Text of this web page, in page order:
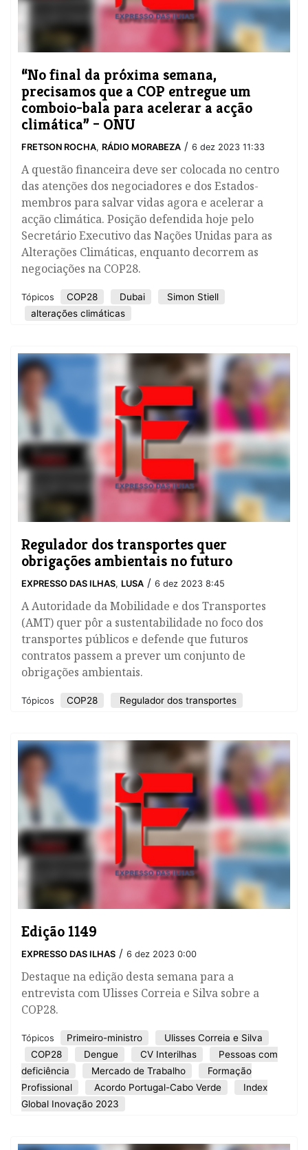
​“No final da próxima semana,
precisamos que a COP entregue um
comboio-bala para acelerar a acção
climática” – ONU
FRETSON ROCHA, RÁDIO MORABEZA / 6 dez 2023 11:33
A questão financeira deve ser colocada no centro
das atenções dos negociadores e dos Estados-
membros para salvar vidas agora e acelerar a
acção climática. Posição defendida hoje pelo
Secretário Executivo das Nações Unidas para as
Alterações Climáticas, enquanto decorrem as
negociações na COP28.
Tópicos COP28 Dubai
Simon Stiell
alterações climáticas
Regulador dos transportes quer
obrigações ambientais no futuro
EXPRESSO DAS ILHAS, LUSA / 6 dez 2023 8:45
A Autoridade da Mobilidade e dos Transportes
(AMT) quer pôr a sustentabilidade no foco dos
transportes públicos e defende que futuros
contratos passem a prever um conjunto de
obrigações ambientais.
Tópicos COP28 Regulador dos transportes
Edição 1149
EXPRESSO DAS ILHAS / 6 dez 2023 0:00
Destaque na edição desta semana para a
entrevista com Ulisses Correia e Silva sobre a
COP28.
Tópicos Primeiro-ministro
Ulisses Correia e Silva
COP28
Dengue CV Interilhas
Pessoas com
deficiência
Mercado de Trabalho
Formação
Profissional
Acordo Portugal-Cabo Verde
Index
Global Inovação 2023